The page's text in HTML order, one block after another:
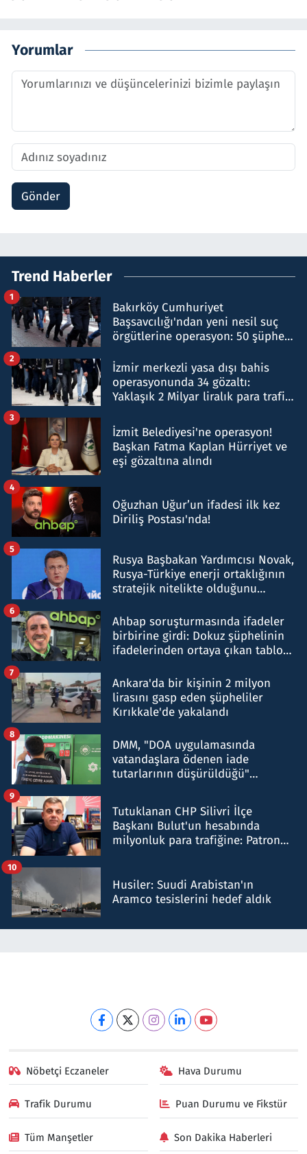
Yorumlar
Gönder
Trend Haberler
Bakırköy Cumhuriyet
Başsavcılığı'ndan yeni nesil suç
örgütlerine operasyon: 50 şüpheli
1
İzmir merkezli yasa dışı bahis
operasyonunda 34 gözaltı:
Yaklaşık 2 Milyar liralık para trafiği
2
İzmit Belediyesi'ne operasyon!
Başkan Fatma Kaplan Hürriyet ve
eşi gözaltına alındı
3
Oğuzhan Uğur’un ifadesi ilk kez
Diriliş Postası'nda!
4
Rusya Başbakan Yardımcısı Novak,
Rusya-Türkiye enerji ortaklığının
stratejik nitelikte olduğunu
5
Ahbap soruşturmasında ifadeler
birbirine girdi: Dokuz şüphelinin
ifadelerinden ortaya çıkan tablo
6
Ankara'da bir kişinin 2 milyon
lirasını gasp eden şüpheliler
Kırıkkale'de yakalandı
7
DMM, "DOA uygulamasında
vatandaşlara ödenen iade
tutarlarının düşürüldüğü"
8
Tutuklanan CHP Silivri İlçe
Başkanı Bulut'un hesabında
milyonluk para trafiğine: Patron
9
Husiler: Suudi Arabistan'ın
Aramco tesislerini hedef aldık
10
Nöbetçi Eczaneler Hava Durumu
Trafik Durumu Puan Durumu ve Fikstür
Tüm Manşetler Son Dakika Haberleri